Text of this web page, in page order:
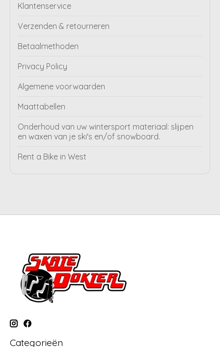
Klantenservice
Verzenden & retourneren
Betaalmethoden
Privacy Policy
Algemene voorwaarden
Maattabellen
Onderhoud van uw wintersport materiaal: slijpen
en waxen van je ski's en/of snowboard.
Rent a Bike in West
Categorieën